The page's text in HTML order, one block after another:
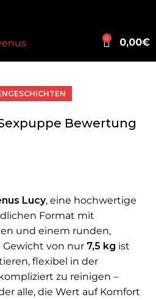
0 0,00€
Bewertung
Lucy, eine hochwertige
Format mit
und einem runden,
Gewicht von nur 7,5 kg ist
flexibel in der
zu reinigen –
alle, die Wert auf Komfort